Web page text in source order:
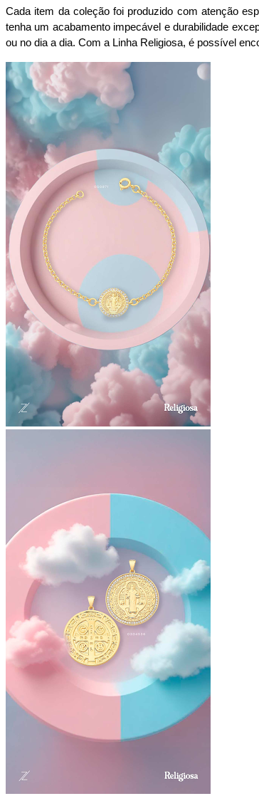
Cada item da coleção foi produzido com atenção
tenha um acabamento impecável e durabilidade
ou no dia a dia. Com a Linha Religiosa, é possível